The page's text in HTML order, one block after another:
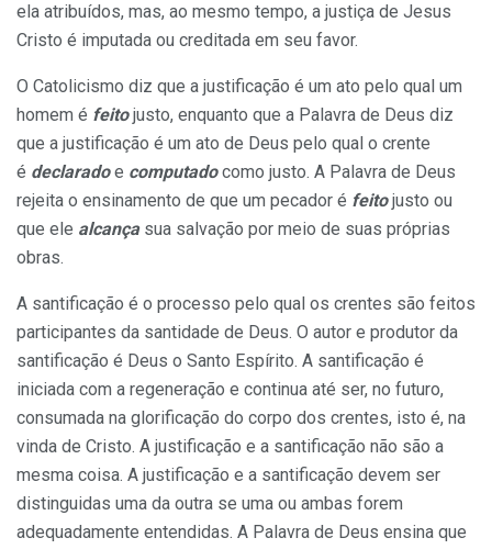
ela atribuídos, mas, ao mesmo tempo, a justiça de Jesus
Cristo é imputada ou creditada em seu favor.
O Catolicismo diz que a justificação é um ato pelo qual um
homem é feitojusto, enquanto que a Palavra de Deus diz
que a justificação é um ato de Deus pelo qual o crente
é declaradoe computadocomo justo. A Palavra de Deus
rejeita o ensinamento de que um pecador é feitojusto ou
que ele alcançasua salvação por meio de suas próprias
obras.
A santificação é o processo pelo qual os crentes são feitos
participantes da santidade de Deus. O autor e produtor da
santificação é Deus o Santo Espírito. A santificação é
iniciada com a regeneração e continua até ser, no futuro,
consumada na glorificação do corpo dos crentes, isto é, na
vinda de Cristo. A justificação e a santificação não são a
mesma coisa. A justificação e a santificação devem ser
distinguidas uma da outra se uma ou ambas forem
adequadamente entendidas. A Palavra de Deus ensina que